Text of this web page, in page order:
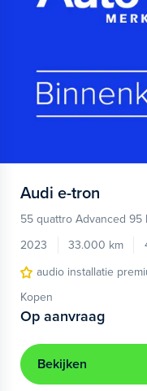
Audi e-tron
55 quattro Advanced 95
2023
33.000 km
audio installatie
Kopen
Op aanvraag
Bekijken